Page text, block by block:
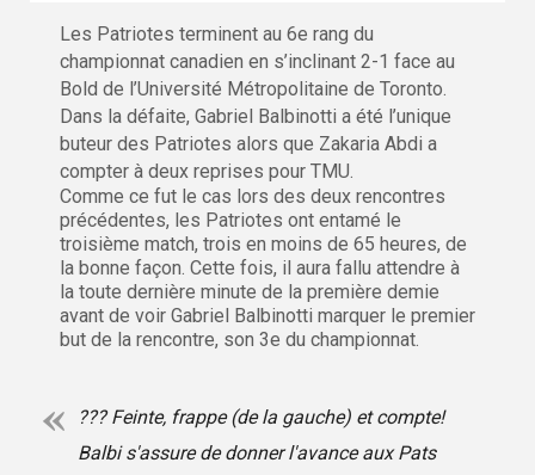
Les Patriotes terminent au 6e rang du
championnat canadien en s’inclinant 2-1 face au
Bold de l’Université Métropolitaine de Toronto.
Dans la défaite, Gabriel Balbinotti a été l’unique
buteur des Patriotes alors que Zakaria Abdi a
compter à deux reprises pour TMU.
Comme ce fut le cas lors des deux rencontres
précédentes, les Patriotes ont entamé le
troisième match, trois en moins de 65 heures, de
la bonne façon. Cette fois, il aura fallu attendre à
la toute dernière minute de la première demie
avant de voir Gabriel Balbinotti marquer le premier
but de la rencontre, son 3e du championnat.
??? Feinte, frappe (de la gauche) et compte!
Balbi s'assure de donner l'avance aux Pats